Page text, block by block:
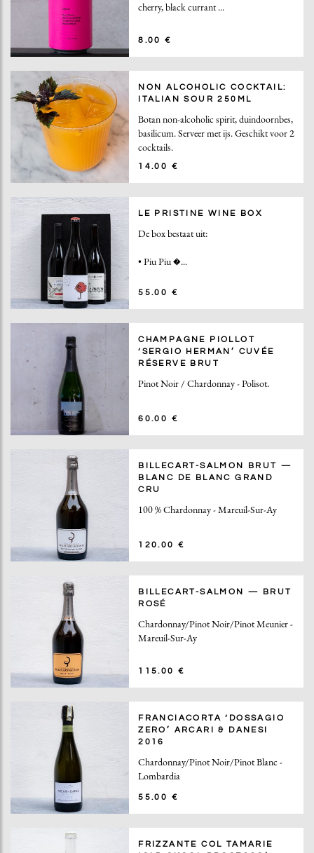
cherry, black currant ...
8.00 €
NON ALCOHOLIC COCKTAIL:
ITALIAN SOUR 250ML
Botan non-alcoholic spirit, duindoornbes,
basilicum. Serveer met ijs. Geschikt voor 2
cocktails.
14.00 €
LE PRISTINE WINE BOX
De box bestaat uit:
•Piu Piu �...
55.00 €
CHAMPAGNE PIOLLOT
‘SERGIO HERMAN’ CUVÉE
RÉSERVE BRUT
Pinot Noir / Chardonnay - Polisot.
60.00 €
BILLECART-SALMON BRUT —
BLANC DE BLANC GRAND
CRU
100 % Chardonnay - Mareuil-Sur-Ay
120.00 €
BILLECART-SALMON — BRUT
ROSÉ
Chardonnay/Pinot Noir/Pinot Meunier -
Mareuil-Sur-Ay
115.00 €
FRANCIACORTA ‘DOSSAGIO
ZERO’ ARCARI & DANESI
2016
Chardonnay/Pinot Noir/Pinot Blanc -
Lombardia
55.00 €
FRIZZANTE COL TAMARIE